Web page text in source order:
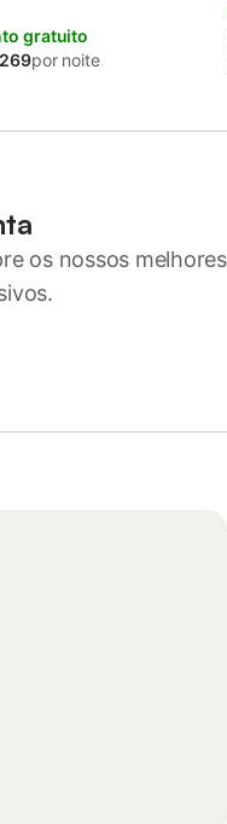
gratuito
por noite
os nossos melhores